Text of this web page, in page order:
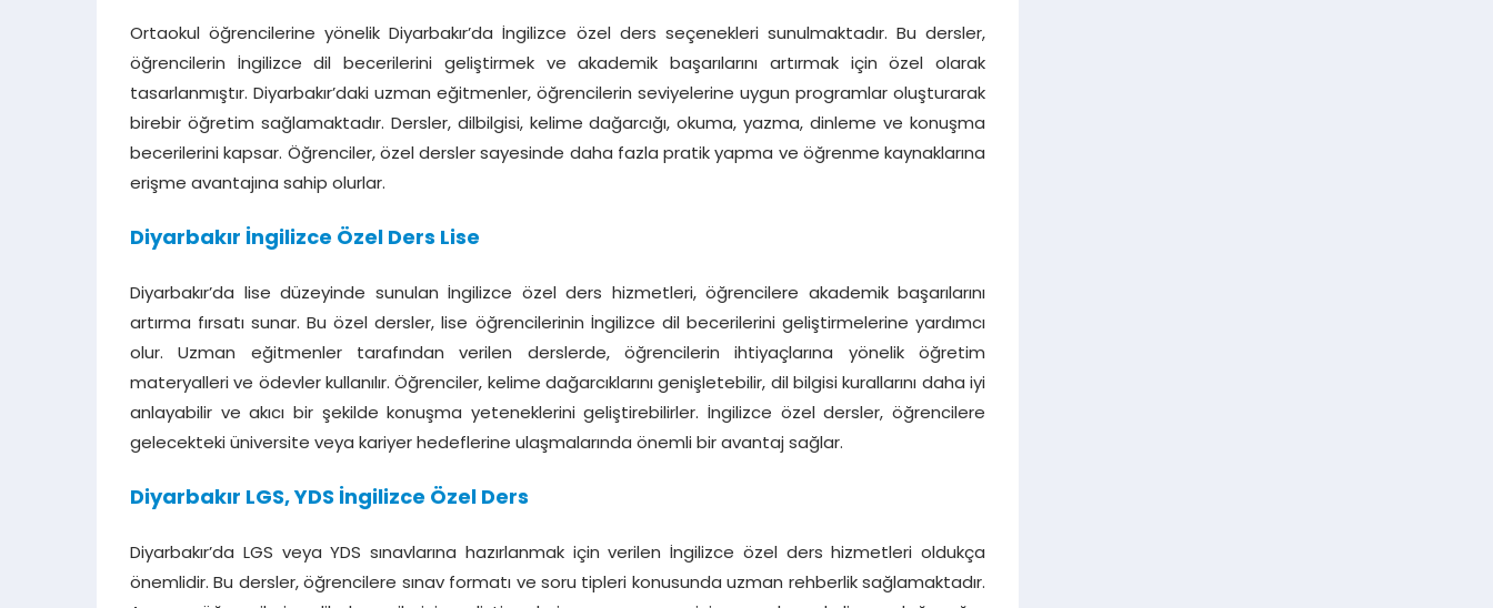
Ortaokul öğrencilerine yönelik Diyarbakır’da İngilizce özel ders seçenekleri sunulmaktadır. Bu dersler,
öğrencilerin İngilizce dil becerilerini geliştirmek ve akademik başarılarını artırmak için özel olarak
tasarlanmıştır. Diyarbakır’daki uzman eğitmenler, öğrencilerin seviyelerine uygun programlar oluşturarak
birebir öğretim sağlamaktadır. Dersler, dilbilgisi, kelime dağarcığı, okuma, yazma, dinleme ve konuşma
becerilerini kapsar. Öğrenciler, özel dersler sayesinde daha fazla pratik yapma ve öğrenme kaynaklarına
erişme avantajına sahip olurlar.
Diyarbakır İngilizce Özel Ders Lise
Diyarbakır’da lise düzeyinde sunulan İngilizce özel ders hizmetleri, öğrencilere akademik başarılarını
artırma fırsatı sunar. Bu özel dersler, lise öğrencilerinin İngilizce dil becerilerini geliştirmelerine yardımcı
olur. Uzman eğitmenler tarafından verilen derslerde, öğrencilerin ihtiyaçlarına yönelik öğretim
materyalleri ve ödevler kullanılır. Öğrenciler, kelime dağarcıklarını genişletebilir, dil bilgisi kurallarını daha iyi
anlayabilir ve akıcı bir şekilde konuşma yeteneklerini geliştirebilirler. İngilizce özel dersler, öğrencilere
gelecekteki üniversite veya kariyer hedeflerine ulaşmalarında önemli bir avantaj sağlar.
Diyarbakır LGS, YDS İngilizce Özel Ders
Diyarbakır’da LGS veya YDS sınavlarına hazırlanmak için verilen İngilizce özel ders hizmetleri oldukça
önemlidir. Bu dersler, öğrencilere sınav formatı ve soru tipleri konusunda uzman rehberlik sağlamaktadır.